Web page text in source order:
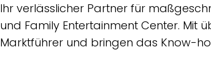
Ihr verlässlicher Partner für
und Family Entertainment Center. Mit
Marktführer und bringen das Know-